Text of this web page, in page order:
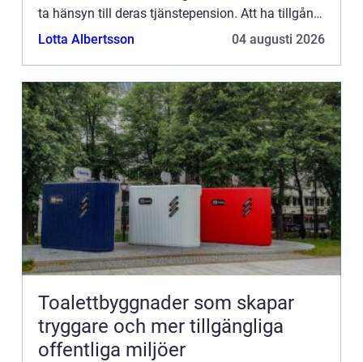
ta hänsyn till deras tjänstepension. Att ha tillgång
till en adekvat pensionsplan kan göra stor
Lotta Albertsson 04 augusti 2026
Toalettbyggnader som skapar
tryggare och mer tillgängliga
offentliga miljöer